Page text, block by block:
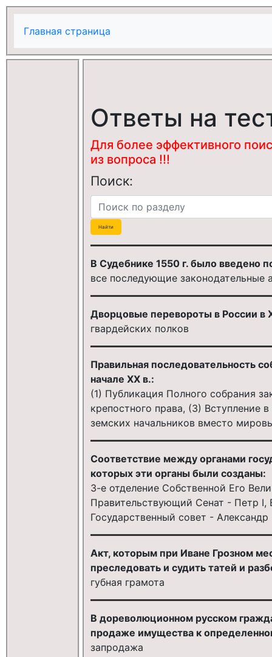
Главная страница
Ответы на
Для более эффективного
из вопроса !!!
Поиск:
В Судебнике 1550 г. было введено
все последующие
Дворцовые перевороты в России в
гвардейских полков
Правильная последовательность
начале XX в.:
(1) Публикация Полного собрания
крепостного права, (3) Вступление
земских начальников вместо
Соответствие между органами
которых эти органы были созданы:
3-е отделение Собственной Его
Правительствующий Сенат - Петр I,
Государственный совет - Александр
Акт, которым при Иване Грозном
преследовать и судить татей и
губная грамота
В дореволюционном русском
продаже имущества к
запродажа